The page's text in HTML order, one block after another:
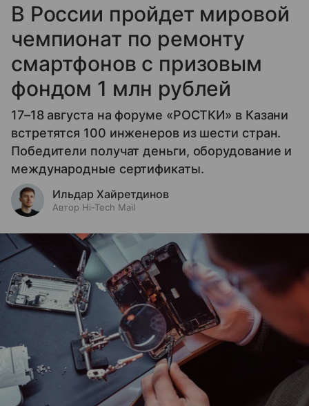
В России пройдет мировой
чемпионат по ремонту
смартфонов с призовым
фондом 1 млн рублей
17–18 августа на форуме «РОСТКИ» в Казани
встретятся 100 инженеров из шести стран.
Победители получат деньги, оборудование и
международные сертификаты.
Ильдар Хайретдинов
Автор Hi-Tech Mail